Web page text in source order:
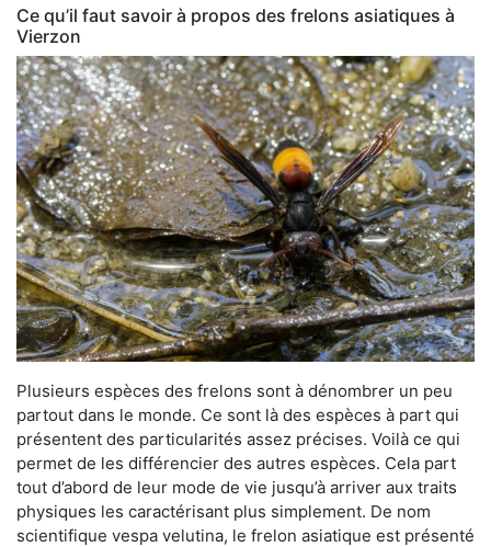
Ce qu’il faut savoir à propos des frelons asiatiques à
Vierzon
Plusieurs espèces des frelons sont à dénombrer un peu
partout dans le monde. Ce sont là des espèces à part qui
présentent des particularités assez précises. Voilà ce qui
permet de les différencier des autres espèces. Cela part
tout d’abord de leur mode de vie jusqu’à arriver aux traits
physiques les caractérisant plus simplement. De nom
scientifique vespa velutina, le frelon asiatique est présenté